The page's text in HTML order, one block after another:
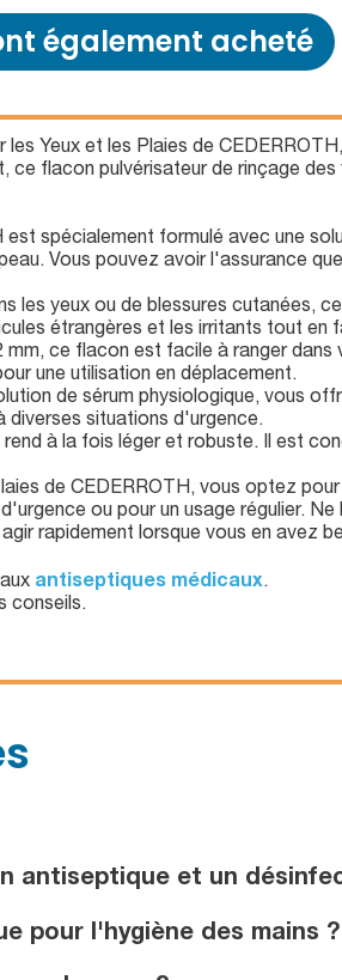
également acheté
Yeux et les Plaies de
flacon pulvérisateur de rinçage
spécialement formulé avec une
Vous pouvez avoir l'assurance
les yeux ou de blessures cutanées,
étrangères et les irritants tout en
mm, ce flacon est facile à ranger
une utilisation en déplacement.
de sérum physiologique, vous
diverses situations d'urgence.
rend à la fois léger et robuste. Il est
de CEDERROTH, vous optez
ou pour un usage régulier.
rapidement lorsque vous en avez
antiseptiques médicaux.
conseils.
antiseptique et un
pour l'hygiène des mains ?